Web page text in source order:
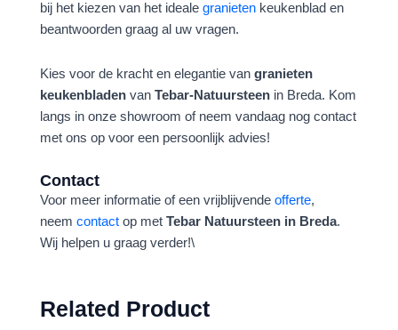
bij het kiezen van het ideale granieten keukenblad en
beantwoorden graag al uw vragen.
Kies voor de kracht en elegantie van granieten
keukenbladen van Tebar-Natuursteen in Breda. Kom
langs in onze showroom of neem vandaag nog contact
met ons op voor een persoonlijk advies!
Contact
Voor meer informatie of een vrijblijvende offerte,
neem contact op met Tebar Natuursteen in Breda.
Wij helpen u graag verder!\
Related Product